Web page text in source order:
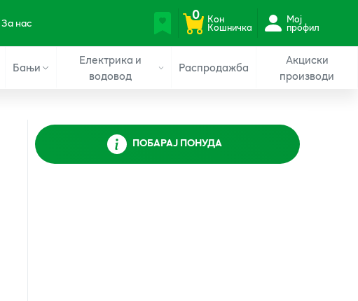
За нас 0 Кон
Кошничка
Мој
профил
Бањи
Електрика и
водовод
Распродажба
Акциски
производи
ПОБАРАЈ ПОНУДА